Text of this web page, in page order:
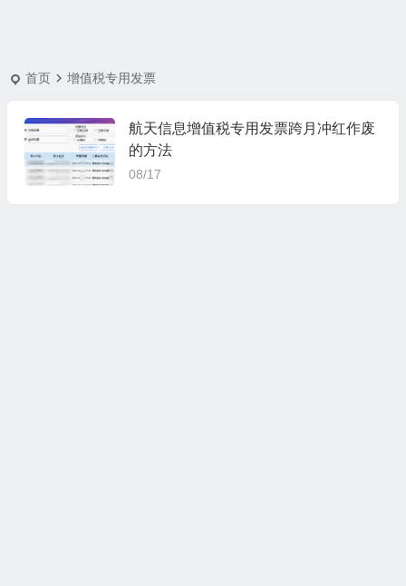
首页 增值税专用发票
航天信息增值税专用发票跨月冲红作废
的方法
08/17